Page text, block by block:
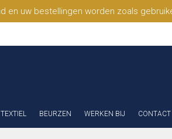
uw bestellingen worden zoals
BEURZEN WERKEN BIJ CONTACT